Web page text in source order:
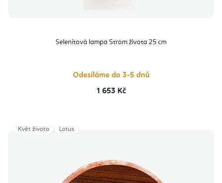
Selenitová lampa Strom života 25 cm
Odesíláme do 3-5 dnů
1 653 Kč
Květ života Lotus